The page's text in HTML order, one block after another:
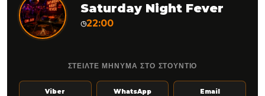
Saturday Night Fever
◷22:00
ΣΤΕΙΛΤΕ ΜΗΝΥΜΑ ΣΤΟ ΣΤΟΥΝΤΙΟ
Viber WhatsApp Email